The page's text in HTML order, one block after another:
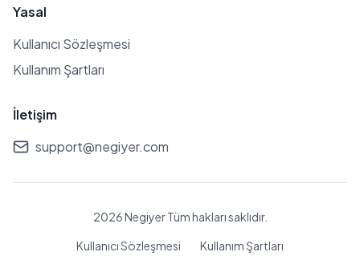
Yasal
Kullanıcı Sözleşmesi
Kullanım Şartları
İletişim
support@negiyer.com
2026 Negiyer Tüm hakları saklıdır.
Kullanıcı Sözleşmesi
Kullanım Şartları